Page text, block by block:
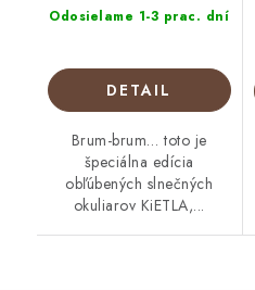
Odosielame 1-3 prac. dní
DETAIL
Brum-brum… toto je
špeciálna edícia
obľúbených slnečných
okuliarov KiETLA,...